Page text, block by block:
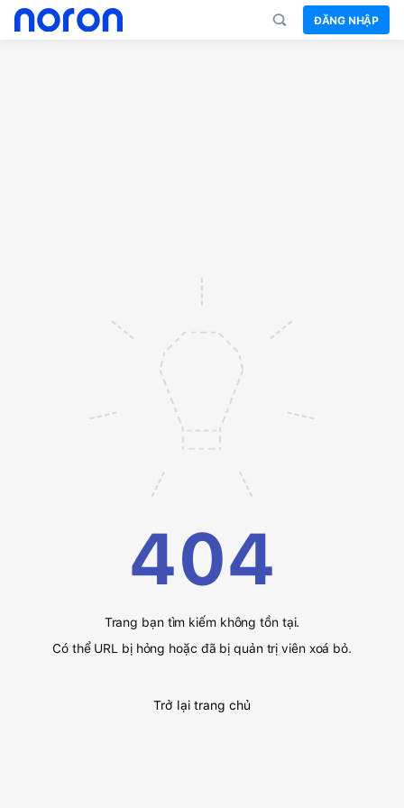
ĐĂNG NHẬP
404
Trang bạn tìm kiếm không tồn tại.
Có thể URL bị hỏng hoặc đã bị quản trị viên xoá bỏ.
Trở lại trang chủ